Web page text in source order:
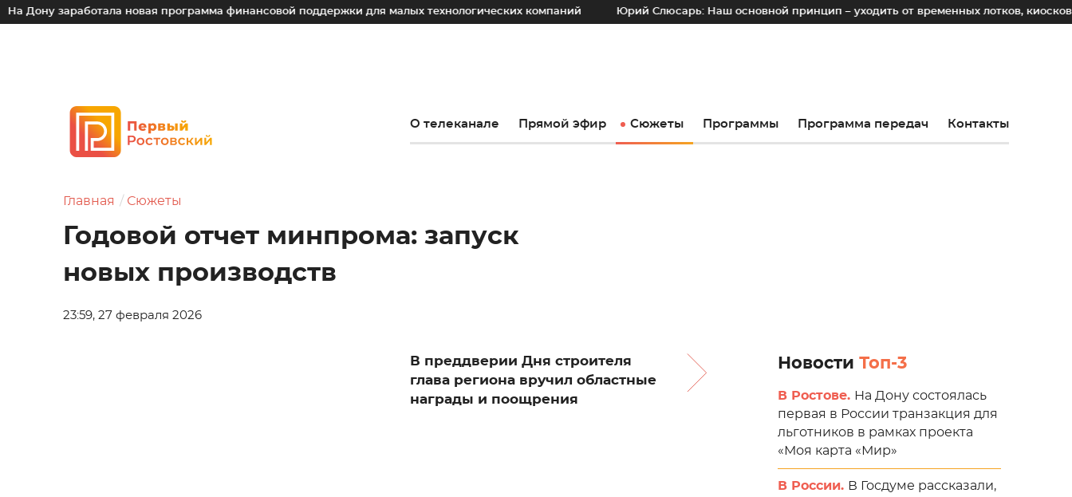
новая программа финансовой поддержки для малых технологических компаний Юрий Слюсарь: Наш основной принцип – уходить от временных лотков, киосков и
О телеканале Прямой эфир Сюжеты Программы Программа передач Контакты
Главная Сюжеты
Годовой отчет минпрома: запуск
новых производств
23:59, 27 февраля 2026
В преддверии Дня строителя
глава региона вручил областные
награды и поощрения
Новости Топ-3
В Ростове. На Дону состоялась
первая в России транзакция для
льготников в рамках проекта
«Моя карта «Мир»
В России. В Госдуме рассказали,